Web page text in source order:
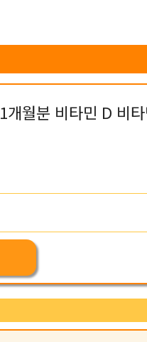
월분 비타민 D 비